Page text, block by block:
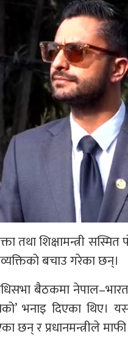
तथा शिक्षामन्त्री
बचाउ गरेका छन्।
बैठकमा नेपाल–भारत
भनाइ दिएका थिए।
छन् र प्रधानमन्त्रीले